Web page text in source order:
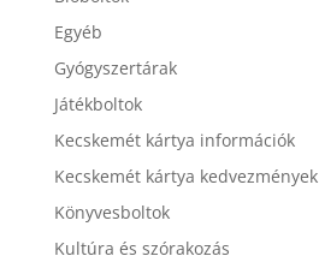
Egyéb
Gyógyszertárak
Játékboltok
Kecskemét kártya információk
Kecskemét kártya kedvezmények
Könyvesboltok
Kultúra és szórakozás